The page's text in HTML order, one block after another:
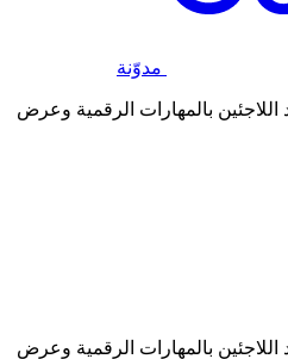
مدوّنة
اللاجئين بالمهارات الرقمية وعرض
اللاجئين بالمهارات الرقمية وعرض